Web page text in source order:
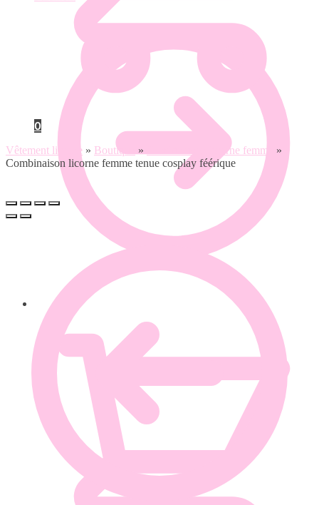
0.00
0
Vêtement licorne » Boutique » Combinaison licorne femme
»
Combinaison licorne femme tenue cosplay féérique